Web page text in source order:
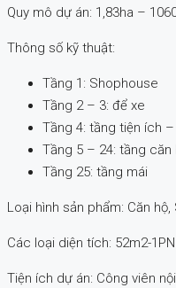
Quy mô dự án: 1,83ha –
Thông số kỹ thuật:
Tầng 1: Shophouse
Tầng 2 – 3: để xe
Tầng 4: tầng tiện ích
Tầng 5 – 24: tầng căn
Tầng 25: tầng mái
Loại hình sản phẩm: Căn
Các loại diện tích: 52m2-
Tiện ích dự án: Công viên